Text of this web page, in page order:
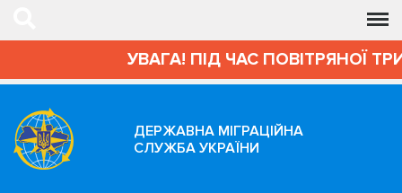
УВАГА! ПІД ЧАС ПОВІТРЯНОЇ
ДЕРЖАВНА МІГРАЦІЙНА
СЛУЖБА УКРАЇНИ